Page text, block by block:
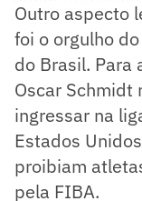
Outro aspecto
foi o orgulho
do Brasil. Para
Oscar Schmidt
ingressar na
Estados
proibiam
pela FIBA.